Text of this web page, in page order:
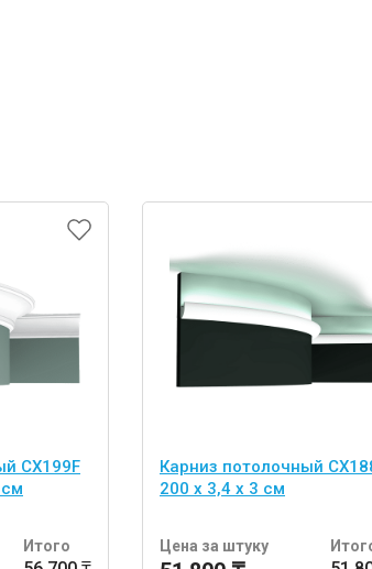
CX199F
Итого
Карниз потолочный
200 х 3,4 х 3 см
Цена за штуку